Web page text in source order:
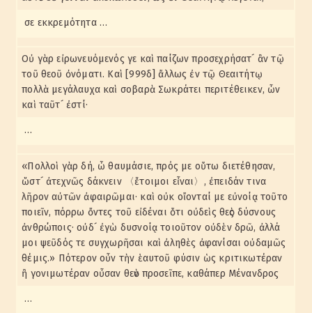
σε εκκρεμότητα …
Οὐ γὰρ εἰρωνευόμενός γε καὶ παίζων προσεχρήσατ´ ἂν τῷ
τοῦ θεοῦ ὀνόματι. Καὶ [999δ] ἄλλως ἐν τῷ Θεαιτήτῳ
πολλὰ μεγάλαυχα καὶ σοβαρὰ Σωκράτει περιτέθεικεν, ὧν
καὶ ταῦτ´ ἐστί·
…
«Πολλοὶ γὰρ δή, ὦ θαυμάσιε, πρός με οὕτω διετέθησαν,
ὥστ´ ἀτεχνῶς δάκνειν 〈ἕτοιμοι εἶναι〉, ἐπειδάν τινα
λῆρον αὐτῶν ἀφαιρῶμαι· καὶ οὐκ οἴονταί με εὐνοίᾳ τοῦτο
ποιεῖν, πόρρω ὄντες τοῦ εἰδέναι ὅτι οὐδεὶς θεὸς δύσνους
ἀνθρώποις· οὐδ´ ἐγὼ δυσνοίᾳ τοιοῦτον οὐδὲν δρῶ, ἀλλά
μοι ψεῦδός τε συγχωρῆσαι καὶ ἀληθὲς ἀφανίσαι οὐδαμῶς
θέμις.» Πότερον οὖν τὴν ἑαυτοῦ φύσιν ὡς κριτικωτέραν
ἢ γονιμωτέραν οὖσαν θεὸν προσεῖπε, καθάπερ Μένανδρος
…
έχει την ιδιότητα να διανέμει σε ίσα μέρη ένα σώμα με
φύση του φτερώματος, που κάνει ό,τι είναι βαρύ να
ανεβαίνει, συμμετέχει από τα σωματικά πράγματα
περισσότερο στη θεία φύση;
ΖΗΤΗΜΑ Ζʹ – Με ποια έννοια είπε ο Πλάτων ότι η
κυκλοτερής μετάθεση της κίνησης, που οφείλεται στο ότι
συμβαίνουν με τις βεντούζες των γιατρών … άλλα και με το
ΖΗΤΗΜΑ Ηʹ – Με ποια έννοια λέει ο Τίμαιος ότι οι ψυχές
σπάρθηκαν στη γη, στη σελήνη και σε όλα τα άλλα όργανα
του χρόνου;
ΖΗΤΗΜΑ Θʹ – Αν και ο Πλάτων παρουσίασε σωστά τη
συμφωνία του λογικού, του θυμοειδούς και του
επιθυμητικού μέρους των δυνάμεων της ψυχής στην
Πολιτεία δεν προσδιόρισε σε ποιο έδωσε τη θέση της
μέσης, στο θυμοειδές ή στο λογιστικό;
ΖΗΤΗΜΑ Iʹ – Γιατί ο Πλάτων είπε ότι ο λόγος είναι μείγμα
ονομάτων και ρημάτων;